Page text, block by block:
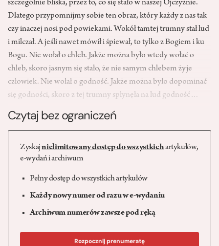
szczególnie bliska, przez to, co się stało w naszej Ojczyźnie.
Dlatego przypomnijmy sobie ten obraz, który każdy z nas tak
czy inaczej nosi pod powiekami. Wokół tamtej trumny stał lud
i milczał. A jeśli nawet mówił i śpiewał, to tylko z Bogiem i ku
Bogu. Nie wołał o chleb. Jakże można było wtedy wołać o
chleb, skoro jasnym się stało, że nie samym chlebem żyje
człowiek. Nie wołał o godność. Jakże można było dopominać
się godności, skoro z tej trumny spłynęła na lud godność…
Czytaj bez ograniczeń
Zyskajnielimitowany dostęp do wszystkichartykułów,
e-wydań i archiwum
Pełny dostęp do wszystkich artykułów
Każdy nowy numer od razu w e-wydaniu
Archiwum numerów zawsze pod ręką
Rozpocznij prenumeratę